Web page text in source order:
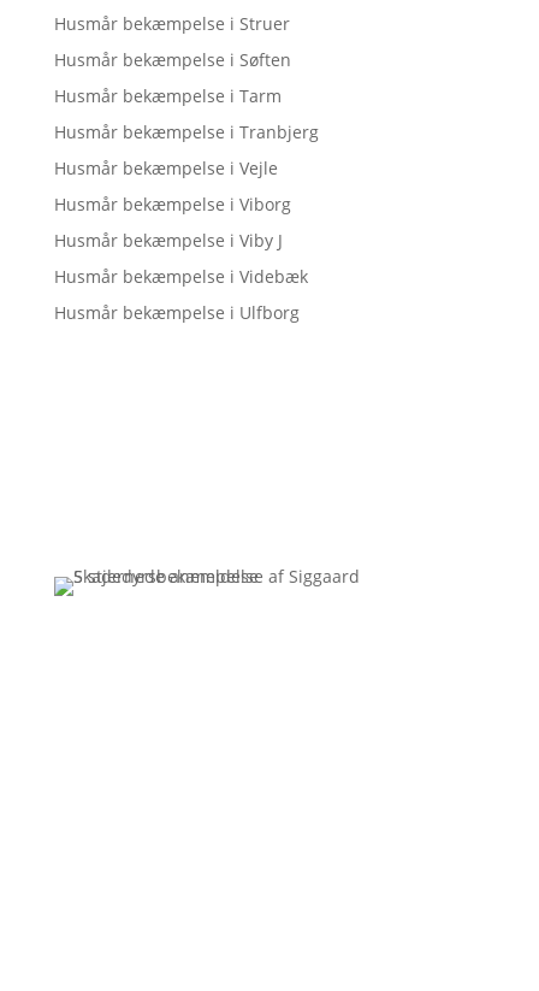
Husmår bekæmpelse i Struer
Husmår bekæmpelse i Søften
Husmår bekæmpelse i Tarm
Husmår bekæmpelse i Tranbjerg
Husmår bekæmpelse i Vejle
Husmår bekæmpelse i Viborg
Husmår bekæmpelse i Viby J
Husmår bekæmpelse i Videbæk
Husmår bekæmpelse i Ulfborg